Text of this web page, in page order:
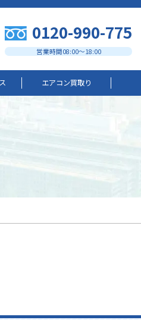
0120-990-775
営業時間08:00～18:00
エアコン買取り